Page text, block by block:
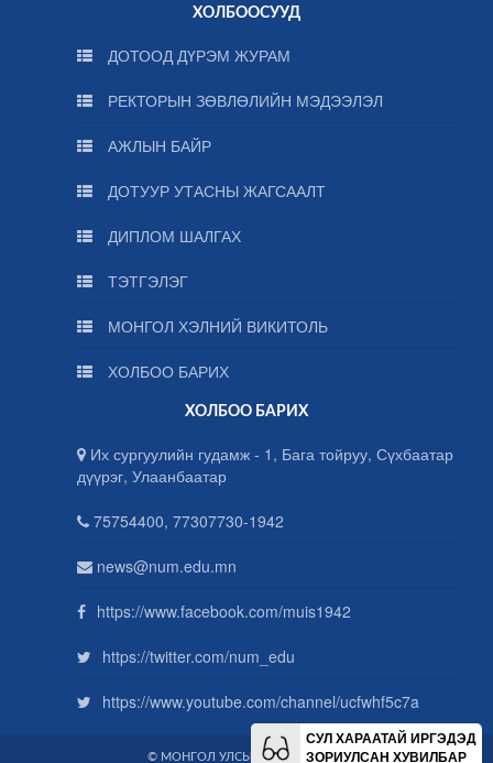
ХОЛБООСУУД
ДОТООД ДҮРЭМ ЖУРАМ
РЕКТОРЫН ЗӨВЛӨЛИЙН МЭДЭЭЛЭЛ
АЖЛЫН БАЙР
ДОТУУР УТАСНЫ ЖАГСААЛТ
ДИПЛОМ ШАЛГАХ
ТЭТГЭЛЭГ
МОНГОЛ ХЭЛНИЙ ВИКИТОЛЬ
ХОЛБОО БАРИХ
ХОЛБОО БАРИХ
Их сургуулийн гудамж - 1, Бага тойруу, Сүхбаатар
дүүрэг, Улаанбаатар
75754400, 77307730-1942
news@num.edu.mn
https://www.facebook.com/muis1942
https://twitter.com/num_edu
https://www.youtube.com/channel/ucfwhf5c7a
© МОНГОЛ УЛСЫН ИХ СУРГУУЛЬ
СУЛ ХАРААТАЙ ИРГЭДЭД
ЗОРИУЛСАН ХУВИЛБАР